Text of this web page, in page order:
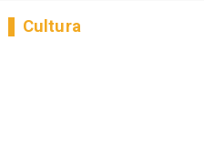
Cultura